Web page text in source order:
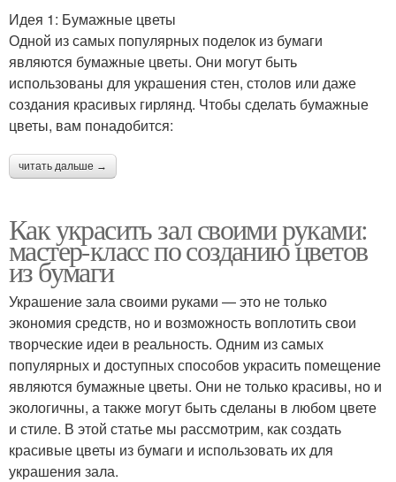
Идея 1: Бумажные цветы
Одной из самых популярных поделок из бумаги
являются бумажные цветы. Они могут быть
использованы для украшения стен, столов или даже
создания красивых гирлянд. Чтобы сделать бумажные
цветы, вам понадобится:
читать дальше →
Как украсить зал своими руками:
мастер-класс по созданию цветов
из бумаги
Украшение зала своими руками — это не только
экономия средств, но и возможность воплотить свои
творческие идеи в реальность. Одним из самых
популярных и доступных способов украсить помещение
являются бумажные цветы. Они не только красивы, но и
экологичны, а также могут быть сделаны в любом цвете
и стиле. В этой статье мы рассмотрим, как создать
красивые цветы из бумаги и использовать их для
украшения зала.